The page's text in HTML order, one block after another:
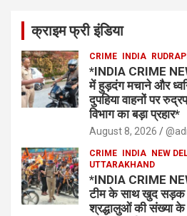
क्राइम फ्री इंडिया
CRIME INDIA
*INDIA CRIME
में हुड़दंग मचाने और
दुपहिया वाहनों पर
विभाग का बड़ा प्रहार*
August 8, 2026
CRIME INDIA NEW
UTTARAKHAND
*INDIA CRIME
टीम के साथ खुद सड़क
श्रद्धालुओं की संख्या के